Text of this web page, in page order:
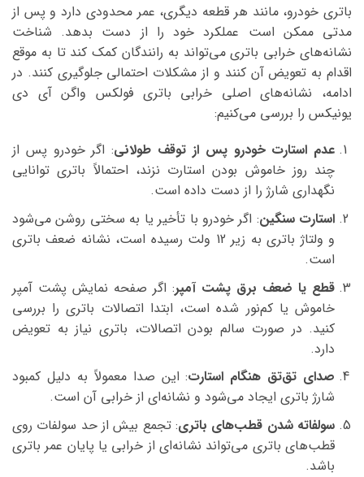
باتری خودرو، مانند هر قطعه دیگری، عمر محدودی دارد و پس از
مدتی ممکن است عملکرد خود را از دست بدهد. شناخت
نشانه‌های خرابی باتری می‌تواند به رانندگان کمک کند تا به موقع
اقدام به تعویض آن کنند و از مشکلات احتمالی جلوگیری کنند. در
ادامه، نشانه‌های اصلی خرابی باتری فولکس واگن آی دی
یونیکس را بررسی می‌کنیم:
عدم استارت خودرو پس از توقف طولانی: اگر خودرو پس از
چند روز خاموش بودن استارت نزند، احتمالاً باتری توانایی
نگهداری شارژ را از دست داده است.
استارت سنگین: اگر خودرو با تأخیر یا به سختی روشن می‌شود
و ولتاژ باتری به زیر 12 ولت رسیده است، نشانه ضعف باتری
است.
قطع یا ضعف برق پشت آمپر: اگر صفحه نمایش پشت آمپر
خاموش یا کم‌نور شده است، ابتدا اتصالات باتری را بررسی
کنید. در صورت سالم بودن اتصالات، باتری نیاز به تعویض
دارد.
صدای تق‌تق هنگام استارت: این صدا معمولاً به دلیل کمبود
شارژ باتری ایجاد می‌شود و نشانه‌ای از خرابی آن است.
سولفاته شدن قطب‌های باتری: تجمع بیش از حد سولفات روی
قطب‌های باتری می‌تواند نشانه‌ای از خرابی یا پایان عمر باتری
باشد.